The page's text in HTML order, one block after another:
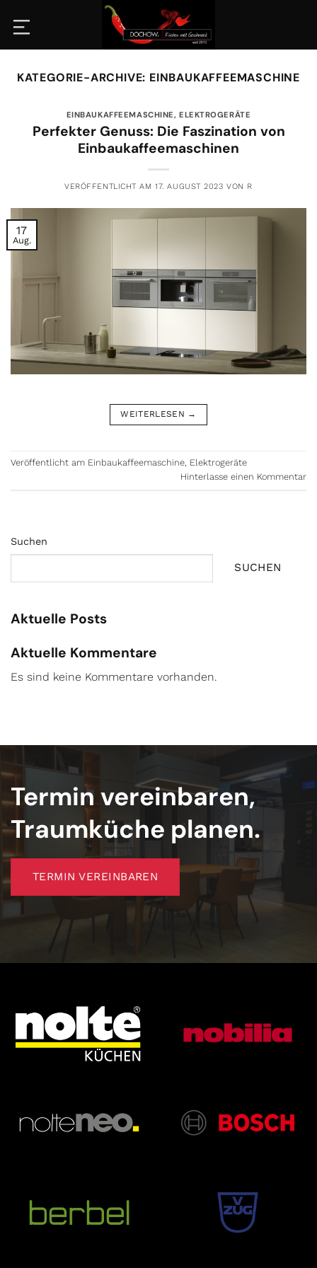
Inhalt
KATEGORIE-ARCHIVE: EINBAUKAFFEEMASCHINE
EINBAUKAFFEEMASCHINE,ELEKTROGERÄTE
Perfekter Genuss: Die Faszination von
Einbaukaffeemaschinen
VERÖFFENTLICHT AM17. AUGUST 2023 VON R
17
Aug.
WEITERLESEN →
Veröffentlicht am Einbaukaffeemaschine, Elektrogeräte
Hinterlasse einen Kommentar
Suchen
SUCHEN
Aktuelle Posts
Aktuelle Kommentare
Es sind keine Kommentare vorhanden.
Termin vereinbaren,
Traumküche planen.
TERMIN VEREINBAREN